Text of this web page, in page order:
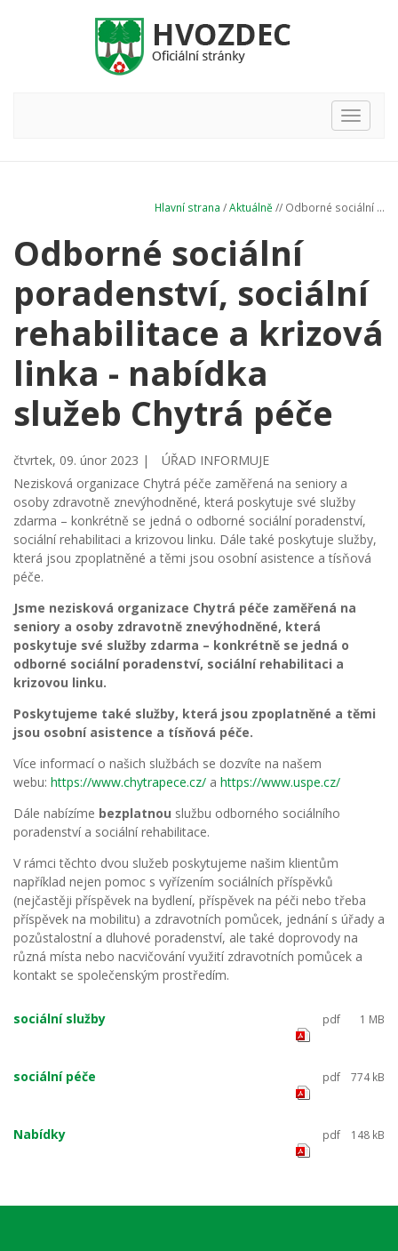
Hlavní
nabídka
Hlavní strana /Aktuálně // Odborné sociální ...
Odborné sociální
poradenství, sociální
rehabilitace a krizová
linka - nabídka
služeb Chytrá péče
čtvrtek, 09. únor 2023 |
ÚŘAD INFORMUJE
Nezisková organizace Chytrá péče zaměřená na seniory a
osoby zdravotně znevýhodněné, která poskytuje své služby
zdarma – konkrétně se jedná o odborné sociální poradenství,
sociální rehabilitaci a krizovou linku. Dále také poskytuje služby,
která jsou zpoplatněné a těmi jsou osobní asistence a tísňová
péče.
Jsme nezisková organizace Chytrá péče zaměřená na
seniory a osoby zdravotně znevýhodněné, která
poskytuje své služby zdarma – konkrétně se jedná o
odborné sociální poradenství, sociální rehabilitaci a
krizovou linku.
Poskytujeme také služby, která jsou zpoplatněné a těmi
jsou osobní asistence a tísňová péče.
Více informací o našich službách se dozvíte na našem
webu: https://www.chytrapece.cz/ a https://www.uspe.cz/
Dále nabízíme bezplatnou službu odborného sociálního
poradenství a sociální rehabilitace.
V rámci těchto dvou služeb poskytujeme našim klientům
například nejen pomoc s vyřízením sociálních příspěvků
(nejčastěji příspěvek na bydlení, příspěvek na péči nebo třeba
příspěvek na mobilitu) a zdravotních pomůcek, jednání s úřady a
pozůstalostní a dluhové poradenství, ale také doprovody na
různá místa nebo nacvičování využití zdravotních pomůcek a
kontakt se společenským prostředím.
sociální služby pdf 1 MB
sociální péče pdf 774 kB
Nabídky pdf 148 kB